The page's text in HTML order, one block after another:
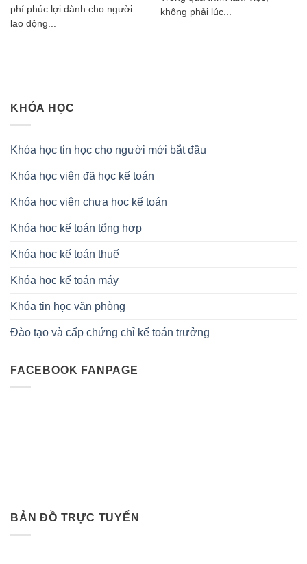
phí phúc lợi dành cho người
lao động...
không phải lúc...
KHÓA HỌC
Khóa học tin học cho người mới bắt đầu
Khóa học viên đã học kế toán
Khóa học viên chưa học kế toán
Khóa học kế toán tổng hợp
Khóa học kế toán thuế
Khóa học kế toán máy
Khóa tin học văn phòng
Đào tạo và cấp chứng chỉ kế toán trưởng
FACEBOOK FANPAGE
BẢN ĐỒ TRỰC TUYẾN